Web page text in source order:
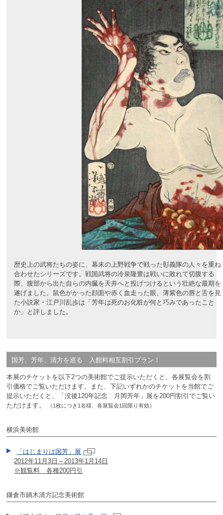
歴史上の武将たちの姿に、幕末の上野戦争で戦った彰義隊の人々を重ね
合わせたシリーズです。戦国武将の冷泉隆豊は戦いに敗れて切腹する
際、腹部から出た自らの内臓を天井へと投げつけるという壮絶な最期を
遂げました。鼠色がかった顔面や赤く血走った眼、薄紫色の唇と舌を見
た小説家・江戸川乱歩は「芳年は死のお化粧が何と巧みであったこと
か」と評しました。
国芳、芳年、清方を巡る 入館料相互割引プラン！
本展のチケットを以下2つの美術館でご提示いただくと、各展覧会を割
引価格でご覧いただけます。また、下記いずれかのチケットを当館でご
提示いただくと、「没後120年記念 月岡芳年」展を200円割引でご覧い
ただけます。
（1枚につき1名様、各展覧会1回限り有効）
横浜美術館
「はじまりは国芳」展
2012年11月3日～2013年1月14日
※観覧料 各種200円引
鎌倉市鏑木清方記念美術館